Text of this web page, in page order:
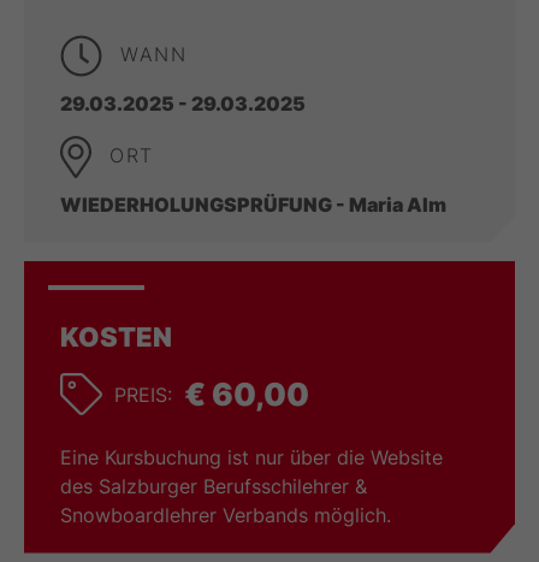
WANN
29.03.2025 - 29.03.2025
ORT
WIEDERHOLUNGSPRÜFUNG - Maria Alm
KOSTEN
PREIS: € 60,00
Eine Kursbuchung ist nur über die Website
des Salzburger Berufsschilehrer &
Snowboardlehrer Verbands möglich.